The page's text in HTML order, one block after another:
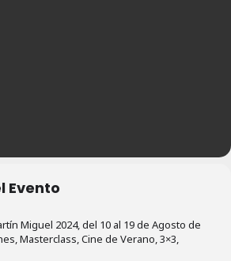
Evento
Miguel 2024, del 10 al 19 de Agosto de
Masterclass, Cine de Verano, 3×3,